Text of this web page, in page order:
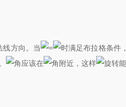
线方向。当 = 时满足布拉格条件
角应该在 角附近，这样 旋转